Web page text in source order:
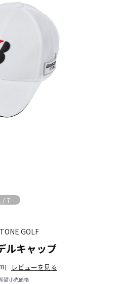
/ 7
GOLF
ルキャップ
レビューを見る
望小売価格